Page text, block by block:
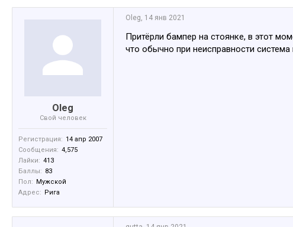
Oleg
Свой человек
Регистрация: 14 апр 2007
Сообщения: 4,575
Лайки: 413
Баллы: 83
Пол: Мужской
Адрес: Рига
Oleg, 14 янв 2021
Притёрли бампер на стоянке, в этот
что обычно при неисправности